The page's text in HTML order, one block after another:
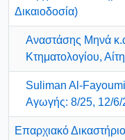
Δικαιοδοσία)
Αναστάσης Μηνά
Κτηματολογίου,
Suliman Al-
Αγωγής: 8/25, 12/6/
Επαρχιακό